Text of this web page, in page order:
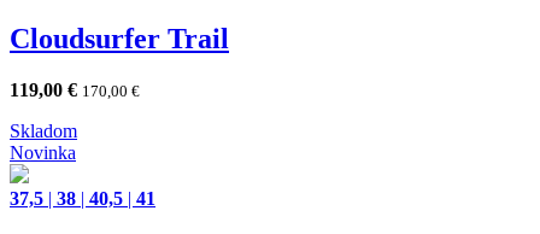
Cloudsurfer Trail
119,00 € 170,00 €
Skladom
Novinka
37,5 | 38 | 40,5 | 41